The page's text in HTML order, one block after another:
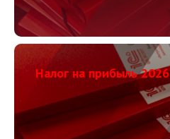
Налог на прибыль 2026